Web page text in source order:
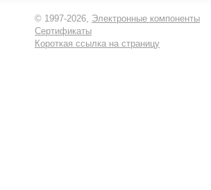
© 1997-2026, Электронные компоненты
Сертификаты
Короткая ссылка на страницу